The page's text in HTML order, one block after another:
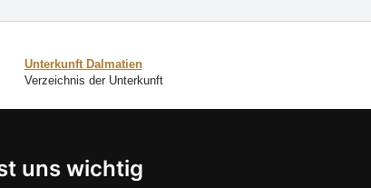
uns wichtig
Unterkunft Dalmatien
Verzeichnis der Unterkunft
der Unterkunft